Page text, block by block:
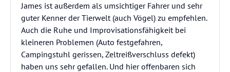
James ist außerdem als umsichtiger Fahrer und sehr
guter Kenner der Tierwelt (auch Vögel) zu empfehlen.
Auch die Ruhe und Improvisationsfähigkeit bei
kleineren Problemen (Auto festgefahren,
Campingstuhl gerissen, Zeltreißverschluss defekt)
haben uns sehr gefallen. Und hier offenbaren sich